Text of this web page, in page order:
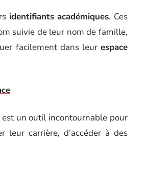
identifiants académiques. Ces
suivie de leur nom de famille,
facilement dans leur espace
est un outil incontournable pour
carrière, d’accéder à des